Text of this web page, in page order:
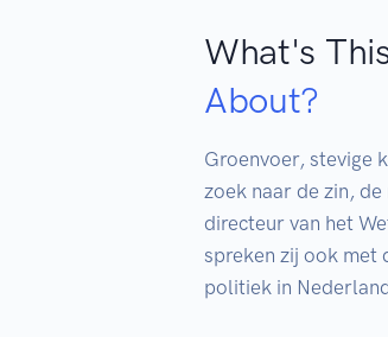
What's
About?
Groenvoer, stevige
zoek naar de zin,
directeur van het
spreken zij ook met